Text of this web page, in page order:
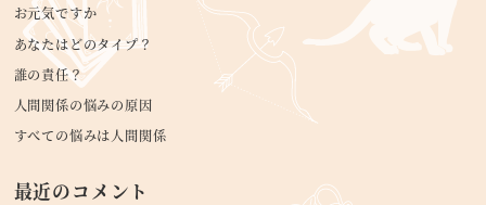
お元気ですか
あなたはどのタイプ？
誰の責任？
人間関係の悩みの原因
すべての悩みは人間関係
最近のコメント